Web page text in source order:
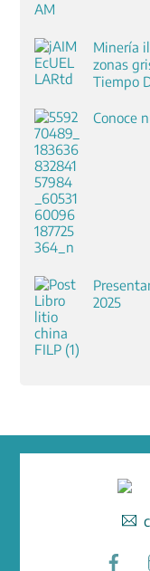
Minería
zonas
Tiempo
Conoce
2025